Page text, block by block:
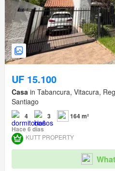
UF 15.100
Casa in Tabancura, Vitacura,
Santiago
4 3
164 m²
Hace 6 días
KUTT PROPERTY